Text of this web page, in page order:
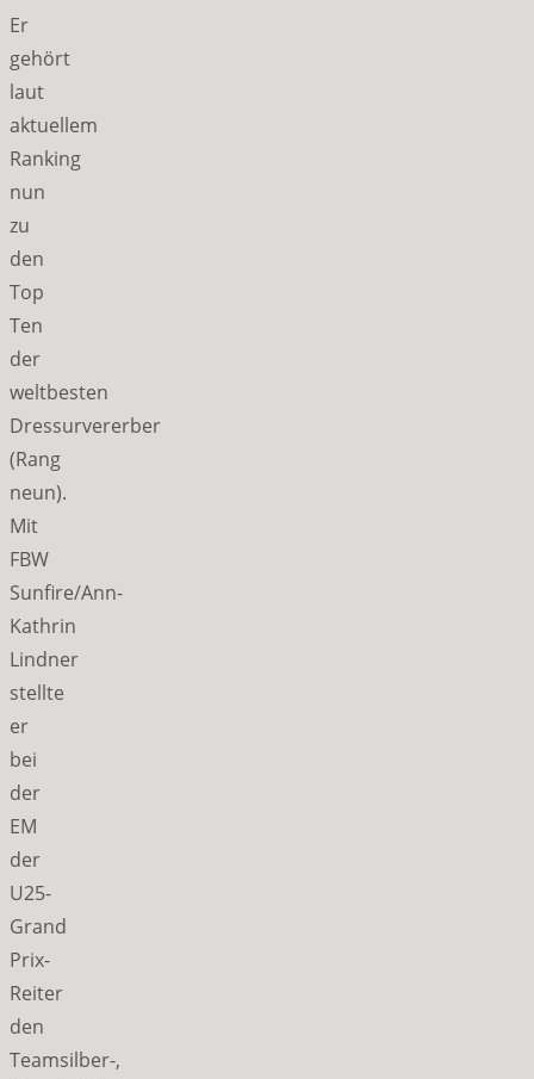
Er
gehört
laut
aktuellem
Ranking
nun
zu
den
Top
Ten
der
weltbesten
Dressurvererber
(Rang
neun).
Mit
FBW
Sunfire/Ann-
Kathrin
Lindner
stellte
er
bei
der
EM
der
U25-
Grand
Prix-
Reiter
den
Teamsilber-,